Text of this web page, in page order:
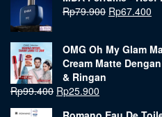
Rp79.900 Rp67.400
OMG Oh My Glam
Cream Matte
& Ringan
Rp99.400 Rp25.900